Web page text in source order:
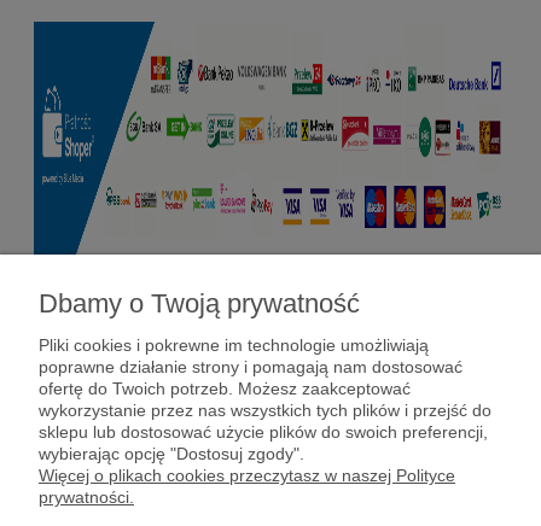
Pomoc
Dostawy i płatności
Moje konto
Dbamy o Twoją prywatność
Pliki cookies i pokrewne im technologie umożliwiają
poprawne działanie strony i pomagają nam dostosować
ofertę do Twoich potrzeb. Możesz zaakceptować
wykorzystanie przez nas wszystkich tych plików i przejść do
sklepu lub dostosować użycie plików do swoich preferencji,
wybierając opcję "Dostosuj zgody".
Więcej o plikach cookies przeczytasz w naszej Polityce
prywatności.